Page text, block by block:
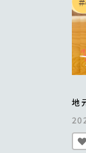
地
掲
実現